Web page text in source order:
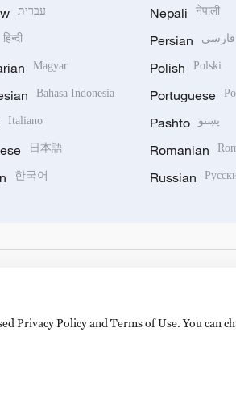
עברית
हिन्दी
Magyar
Bahasa Indonesia
Italiano
日本語
한국어
Nepali नेपाली
Persian فارسی
Polish Polski
Portuguese
Pashto پښتو
Romanian
Russian
Privacy Policy and Terms of Use. You can